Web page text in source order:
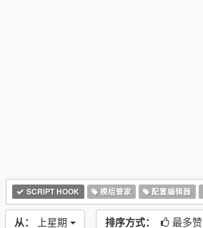
SCRIPT HOOK 模组管家 配置编辑器
从： 上星期 排序方式： 最多赞